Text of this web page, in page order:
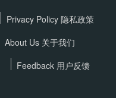
Privacy Policy 隐私政策
About Us 关于我们
Feedback 用户反馈